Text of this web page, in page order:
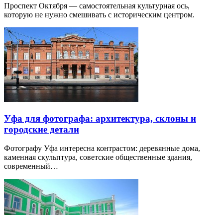
Проспект Октября — самостоятельная культурная ось,
которую не нужно смешивать с историческим центром.
Уфа для фотографа: архитектура, склоны и
городские детали
Фотографу Уфа интересна контрастом: деревянные дома,
каменная скульптура, советские общественные здания,
современный…